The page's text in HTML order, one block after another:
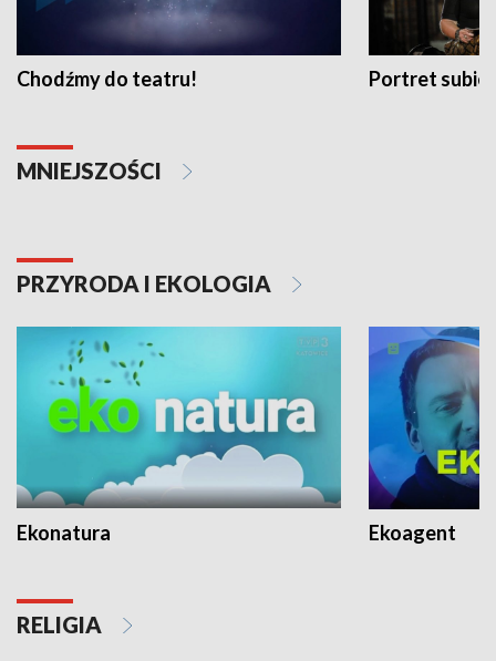
Chodźmy do teatru! Portret
MNIEJSZOŚCI
PRZYRODA I EKOLOGIA
Ekonatura Ekoagent
RELIGIA